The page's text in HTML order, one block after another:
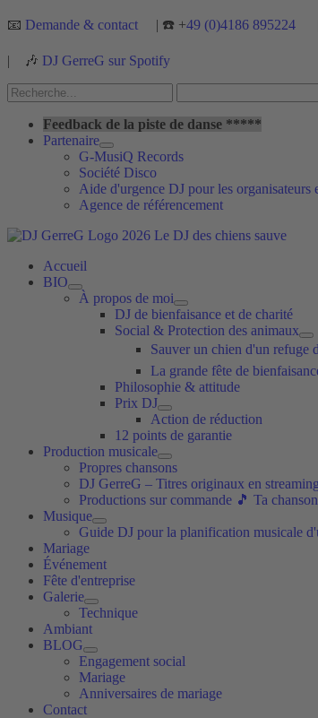
Aller
contenu
📧 Demande & contact | ☎️ +49 (0)4186 895224 |
| 🎶 DJ GerreG sur Spotify
Rechercher :
Feedback de la piste de danse *****
Partenaire
G-MusiQ Records
Société Disco
Aide d'urgence DJ pour les organisateurs
Agence de référencement
Accueil
BIO
À propos de moi
DJ de bienfaisance et de charité
Social & Protection des animaux
Sauver un chien d'un
La grande fête de
Philosophie & attitude
Prix DJ
Action de réduction
12 points de garantie
Production musicale
Propres chansons
DJ GerreG – Titres originaux en
Productions sur commande 🎵 Ta
Musique
Guide DJ pour la planification musicale
Mariage
Événement
Fête d'entreprise
Galerie
Technique
Ambiant
BLOG
Engagement social
Mariage
Anniversaires de mariage
Contact